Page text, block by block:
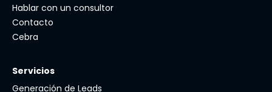
Hablar con un consultor
Contacto
Cebra
Servicios
Generación de Leads